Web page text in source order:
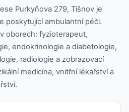
Purkyňova 279, Tišnov je
poskytující ambulantní péči.
oborech: fyzioterapeut,
endokrinologie a diabetologie,
radiologie a zobrazovací
medicína, vnitřní lékařství a